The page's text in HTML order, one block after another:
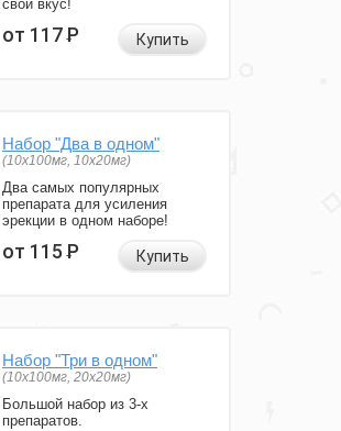
свой вкус!
от 117Р Купить
Набор "Два в одном"
(10x100мг, 10x20мг)
Два самых популярных
препарата для усиления
эрекции в одном наборе!
от 115Р Купить
Набор "Три в одном"
(10x100мг, 20x20мг)
Большой набор из 3-х
препаратов.